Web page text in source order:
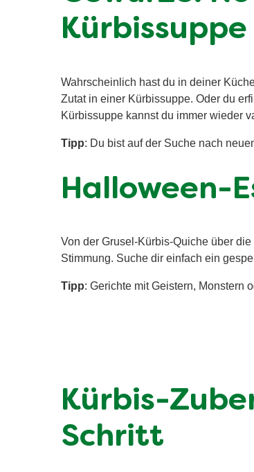
Kürbissuppe
Wahrscheinlich hast du in deiner
Zutat in einer Kürbissuppe. Oder du
Kürbissuppe kannst du immer wieder
Tipp: Du bist auf der Suche nach
Halloween-
Von der Grusel-Kürbis-Quiche über
Stimmung. Suche dir einfach ein
Tipp: Gerichte mit Geistern, Monstern
Kürbis-
Schritt